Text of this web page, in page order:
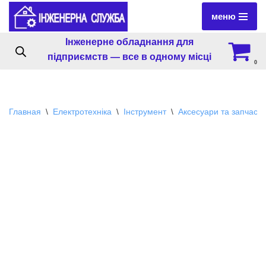
Перейти
содержимому
меню
Інженерне обладнання для
підприємств — все в одному місці
0
Главная \ Електротехніка \ Інструмент \ Аксесуари та